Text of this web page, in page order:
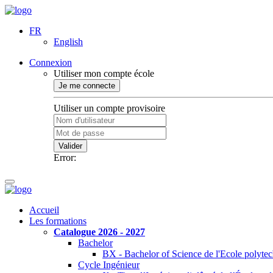
FR
English
Connexion
Utiliser mon compte école
Je me connecte
Utiliser un compte provisoire
Valider
Error:
Accueil
Les formations
Catalogue 2026 - 2027
Bachelor
BX - Bachelor of Science de l'Ecole
Cycle Ingénieur